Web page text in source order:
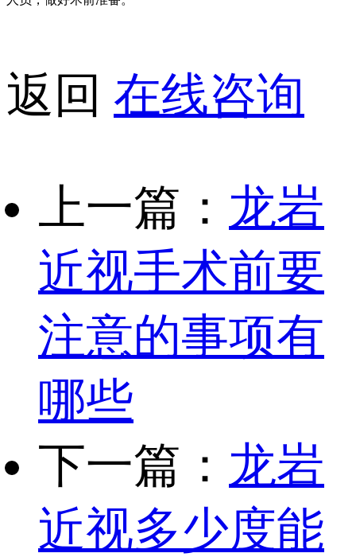
返回 在线咨询
上一篇： 龙岩
近视手术前要
注意的事项有
哪些
下一篇： 龙岩
近视多少度能